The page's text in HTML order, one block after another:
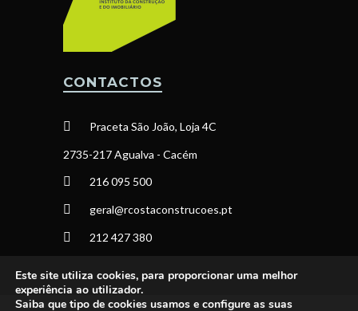
CONTACTOS
Praceta São João, Loja 4C
2735-217 Agualva - Cacém
216 095 500
geral@rcostaconstrucoes.pt
212 427 380
Este site utiliza cookies, para proporcionar uma melhor
experiência ao utilizador.
Saiba que tipo de cookies usamos e configure as suas